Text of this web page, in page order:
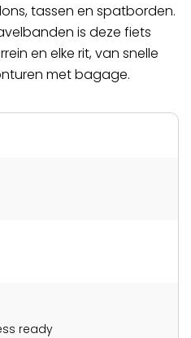
tassen en spatborden.
is deze fiets
en elke rit, van snelle
met bagage.
ready